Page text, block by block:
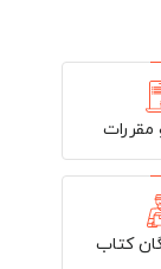
مقررات
کتاب